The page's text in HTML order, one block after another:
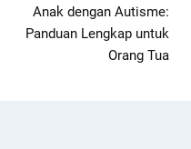
Anak dengan Autisme:
Panduan Lengkap untuk
Orang Tua